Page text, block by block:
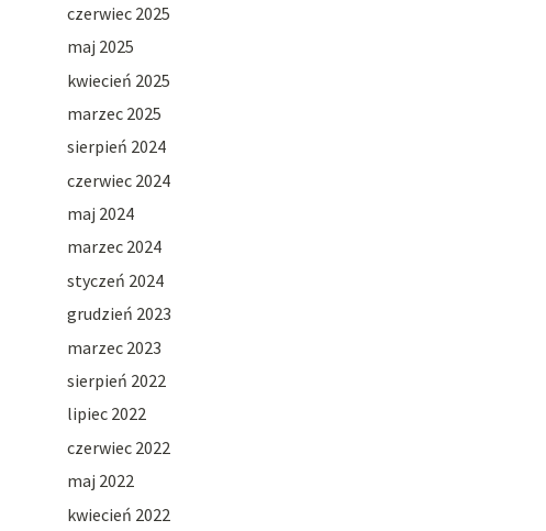
czerwiec 2025
maj 2025
kwiecień 2025
marzec 2025
sierpień 2024
czerwiec 2024
maj 2024
marzec 2024
styczeń 2024
grudzień 2023
marzec 2023
sierpień 2022
lipiec 2022
czerwiec 2022
maj 2022
kwiecień 2022